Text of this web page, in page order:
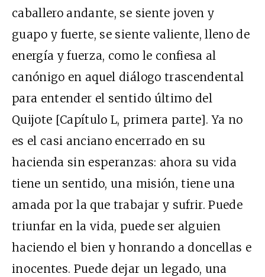
caballero andante, se siente joven y
guapo y fuerte, se siente valiente, lleno de
energía y fuerza, como le confiesa al
canónigo en aquel diálogo trascendental
para entender el sentido último del
Quijote [Capítulo L, primera parte]. Ya no
es el casi anciano encerrado en su
hacienda sin esperanzas: ahora su vida
tiene un sentido, una misión, tiene una
amada por la que trabajar y sufrir. Puede
triunfar en la vida, puede ser alguien
haciendo el bien y honrando a doncellas e
inocentes. Puede dejar un legado, una